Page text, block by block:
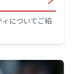
についてご紹